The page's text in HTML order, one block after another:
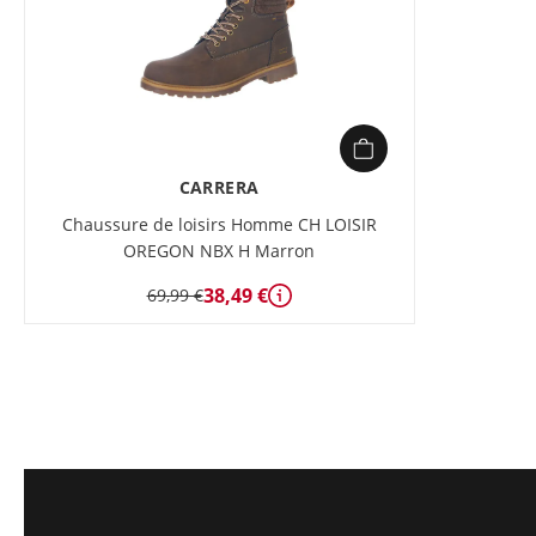
CARRERA
Chaussure de loisirs Homme CH LOISIR
OREGON NBX H Marron
69,99 €38,49 € Détails